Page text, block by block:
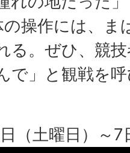
操作には、ま
る。ぜひ、競
で」と観戦を
（土曜日）～7